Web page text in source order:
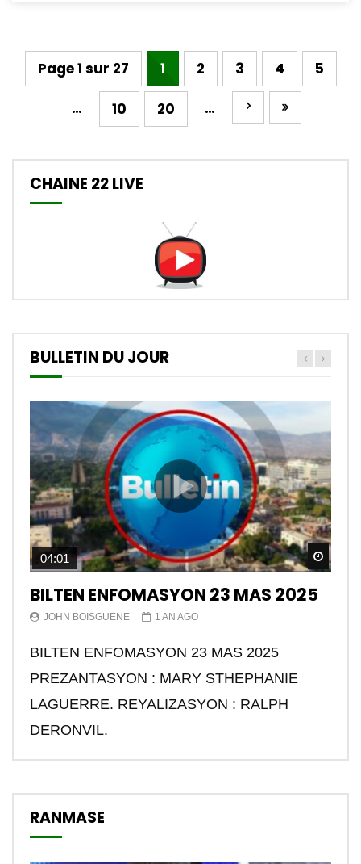
Page 1 sur 27 1 2 3 4 5
… 10 20 …
CHAINE 22 LIVE
BULLETIN DU JOUR
04:01
BILTEN ENFOMASYON 23 MAS 2025
JOHN BOISGUENE 1 AN AGO
BILTEN ENFOMASYON 23 MAS 2025
PREZANTASYON : MARY STHEPHANIE
LAGUERRE. REYALIZASYON : RALPH
DERONVIL.
RANMASE